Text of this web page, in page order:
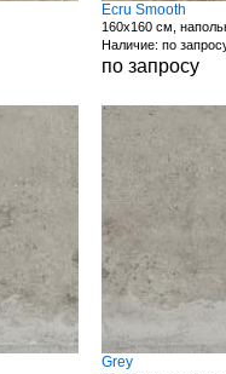
Ecru Smooth
160x160 см,
Наличие: по
по запросу
Grey